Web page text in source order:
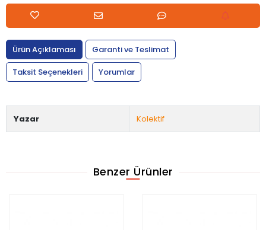
Ürün Açıklaması
Garanti ve Teslimat
Taksit Seçenekleri
Yorumlar
Yazar Kolektif
Benzer Ürünler